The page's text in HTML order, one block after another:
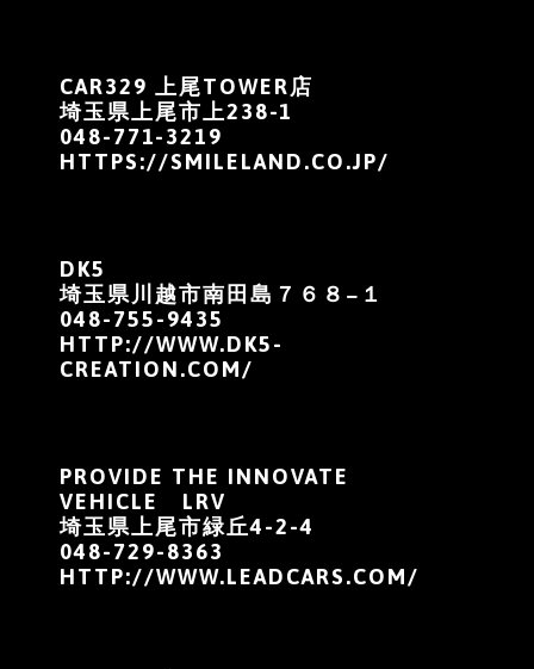
CAR329 上尾TOWER店
埼玉県上尾市上238-1
048-771-3219
HTTPS://SMILELAND.CO.JP/
DK5
埼玉県川越市南田島７６８−１
048-755-9435
HTTP://WWW.DK5-
CREATION.COM/
PROVIDE THE INNOVATE
VEHICLE LRV
埼玉県上尾市緑丘4-2-4
048-729-8363
HTTP://WWW.LEADCARS.COM/